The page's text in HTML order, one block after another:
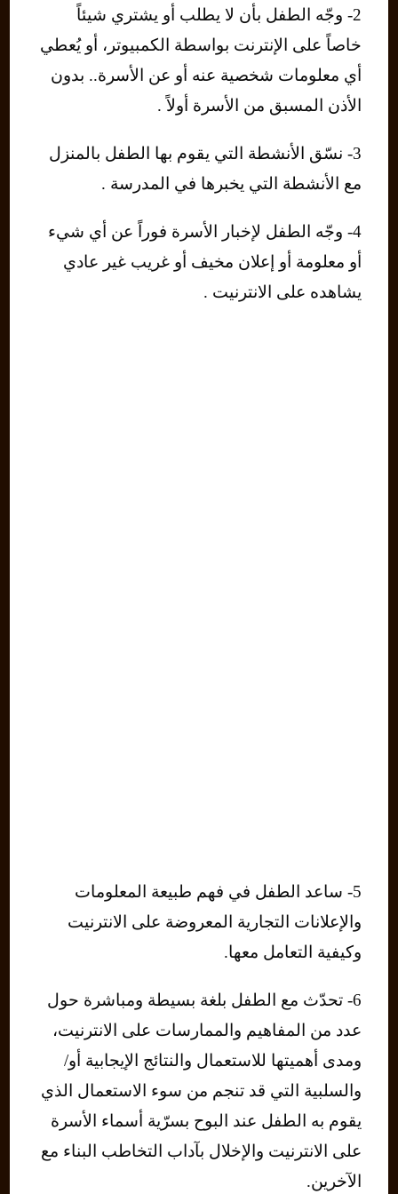
2- وجّه الطفل بأن لا يطلب أو يشتري شيئاً
خاصاً على الإنترنت بواسطة الكمبيوتر، أو يُعطي
أي معلومات شخصية عنه أو عن الأسرة.. بدون
الأذن المسبق من الأسرة أولاً .
3- نسّق الأنشطة التي يقوم بها الطفل بالمنزل
مع الأنشطة التي يخبرها في المدرسة .
4- وجّه الطفل لإخبار الأسرة فوراً عن أي شيء
أو معلومة أو إعلان مخيف أو غريب غير عادي
يشاهده على الانترنيت .
5- ساعد الطفل في فهم طبيعة المعلومات
والإعلانات التجارية المعروضة على الانترنيت
وكيفية التعامل معها.
6- تحدّث مع الطفل بلغة بسيطة ومباشرة حول
عدد من المفاهيم والممارسات على الانترنيت،
ومدى أهميتها للاستعمال والنتائج الإيجابية أو/
والسلبية التي قد تنجم من سوء الاستعمال الذي
يقوم به الطفل عند البوح بسرّية أسماء الأسرة
على الانترنيت والإخلال بآداب التخاطب البناء مع
الآخرين.